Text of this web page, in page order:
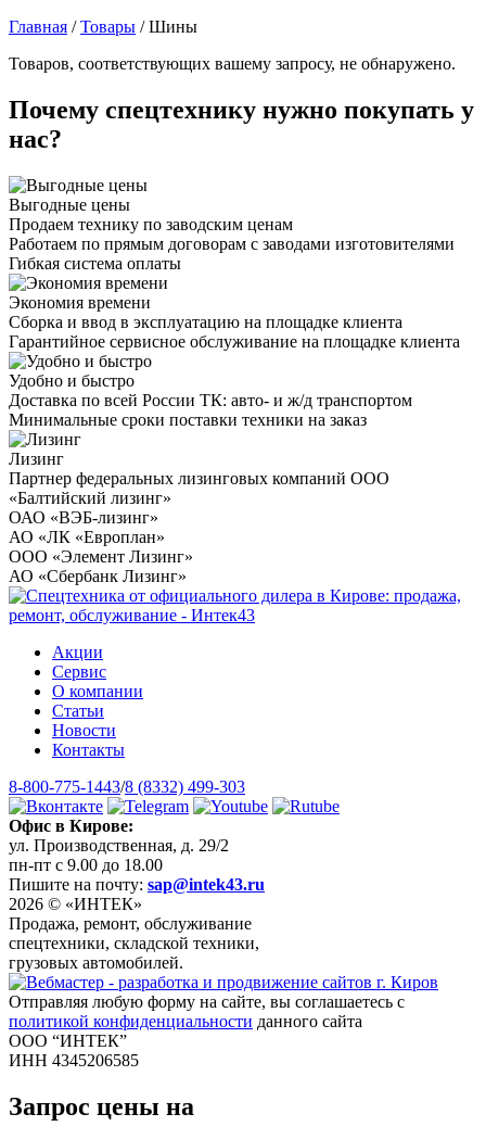
Главная /Товары /Шины
Товаров, соответствующих вашему запросу, не обнаружено.
Почему спецтехнику нужно покупать у
нас?
Выгодные цены
Продаем технику по заводским ценам
Работаем по прямым договорам с заводами изготовителями
Гибкая система оплаты
Экономия времени
Сборка и ввод в эксплуатацию на площадке клиента
Гарантийное сервисное обслуживание на площадке клиента
Удобно и быстро
Доставка по всей России ТК: авто- и ж/д транспортом
Минимальные сроки поставки техники на заказ
Лизинг
Партнер федеральных лизинговых компаний ООО
«Балтийский лизинг»
ОАО «ВЭБ-лизинг»
АО «ЛК «Европлан»
ООО «Элемент Лизинг»
АО «Сбербанк Лизинг»
Акции
Сервис
О компании
Статьи
Новости
Контакты
8-800-775-1443/8 (8332) 499-303
Офис в Кирове:
ул. Производственная, д. 29/2
пн-пт с 9.00 до 18.00
Пишите на почту: sap@intek43.ru
2026 © «ИНТЕК»
Продажа, ремонт, обслуживание
спецтехники, складской техники,
грузовых автомобилей.
Отправляя любую форму на сайте, вы соглашаетесь с
политикой конфиденциальности данного сайта
ООО “ИНТЕК”
ИНН 4345206585
Запрос цены на